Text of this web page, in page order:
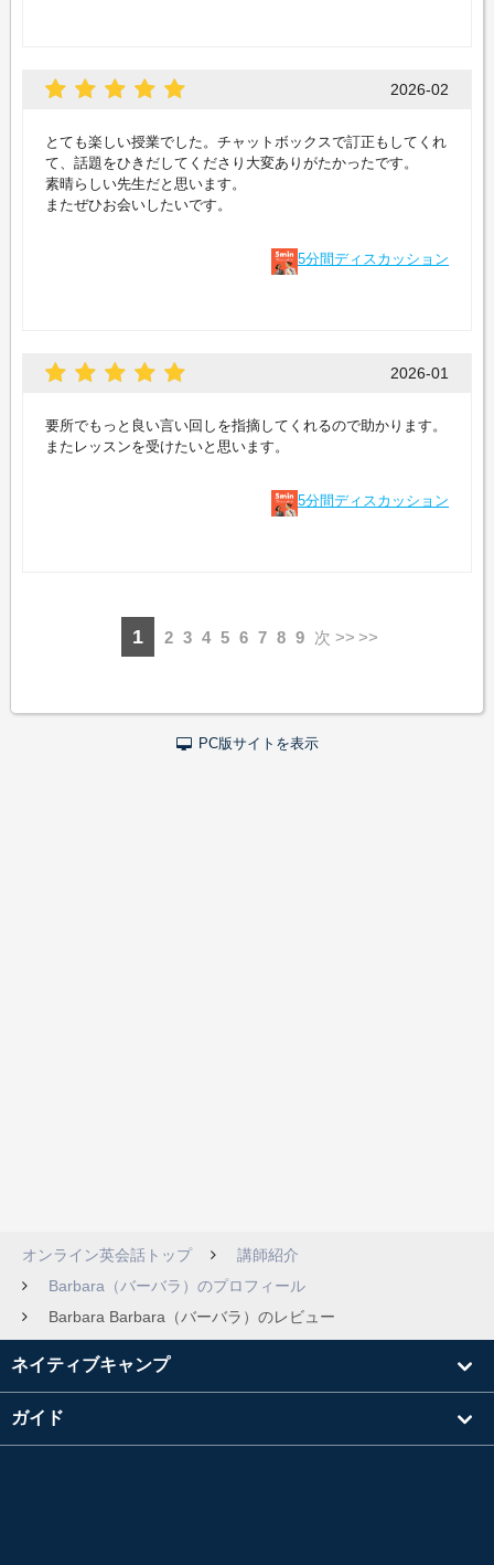
2026-02
とても楽しい授業でした。チャットボックスで訂正もしてくれ
て、話題をひきだしてくださり大変ありがたかったです。
素晴らしい先生だと思います。
またぜひお会いしたいです。
5分間ディスカッション
2026-01
要所でもっと良い言い回しを指摘してくれるので助かります。
またレッスンを受けたいと思います。
5分間ディスカッション
1 2 3 4 5 6 7 8 9 次 >>
PC版サイトを表示
オンライン英会話トップ
講師紹介
Barbara（バーバラ）のプロフィール
Barbara Barbara（バーバラ）のレビュー
ネイティブキャンプ
ガイド